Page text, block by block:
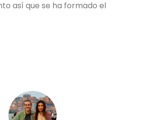
así que se ha formado el